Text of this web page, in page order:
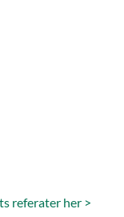
referater her >